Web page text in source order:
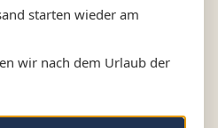
starten wieder am
wir nach dem Urlaub der